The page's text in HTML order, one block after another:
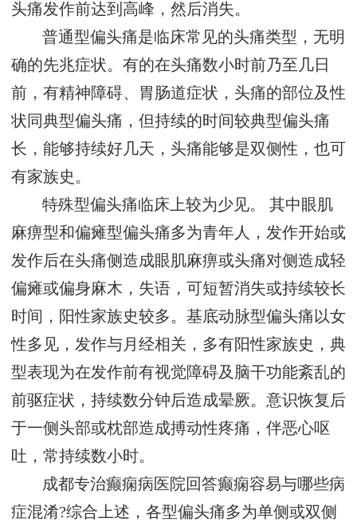
头痛发作前达到高峰，然后消失。
普通型偏头痛是临床常见的头痛类型，无明
确的先兆症状。有的在头痛数小时前乃至几日
前，有精神障碍、胃肠道症状，头痛的部位及性
状同典型偏头痛，但持续的时间较典型偏头痛
长，能够持续好几天，头痛能够是双侧性，也可
有家族史。
特殊型偏头痛临床上较为少见。 其中眼肌
麻痹型和偏瘫型偏头痛多为青年人，发作开始或
发作后在头痛侧造成眼肌麻痹或头痛对侧造成轻
偏瘫或偏身麻木，失语，可短暂消失或持续较长
时间，阳性家族史较多。基底动脉型偏头痛以女
性多见，发作与月经相关，多有阳性家族史，典
型表现为在发作前有视觉障碍及脑干功能紊乱的
前驱症状，持续数分钟后造成晕厥。意识恢复后
于一侧头部或枕部造成搏动性疼痛，伴恶心呕
吐，常持续数小时。
成都专治癫痫病医院回答癫痫容易与哪些病
症混淆?综合上述，各型偏头痛多为单侧或双侧